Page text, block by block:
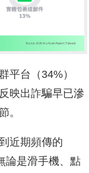
平台（34%）
映出詐騙早已滲
。
近期頻傳的
論是滑手機、點